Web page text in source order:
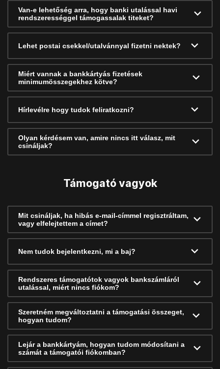
Van-e lehetőség arra, hogy banki utalással havi
rendszerességgel támogassalak titeket?
Lehet postai csekkel/utalvánnyal fizetni nektek?
Miért vannak a bankkártyás fizetések
minimumösszegekhez kötve?
Hírlevélre hogy tudok feliratkozni?
Olyan kérdésem van, amire nincs itt válasz, mit
csináljak?
Támogató vagyok
Mit csináljak, ha hibás e-mail-címmel regisztráltam,
vagy elfelejtettem a címet?
Nem tudok bejelentkezni, mi a baj?
Rendszeres támogatótok vagyok bankszámláról
utalással, miért nincs fiókom?
Szeretném megváltoztatni a támogatási összeget,
hogyan tudom?
Lejár a bankkártyám, hogyan tudom módosítani a
számát a támogatói fiókomban?